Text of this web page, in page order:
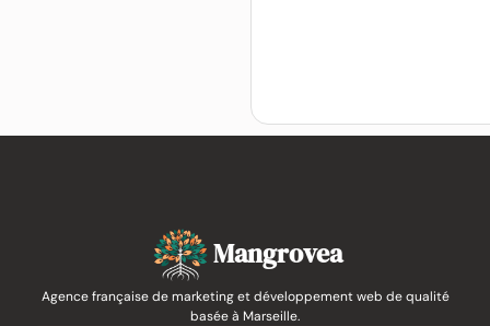
Mangrovea
Agence française de marketing et développement web de qualité
basée à Marseille.